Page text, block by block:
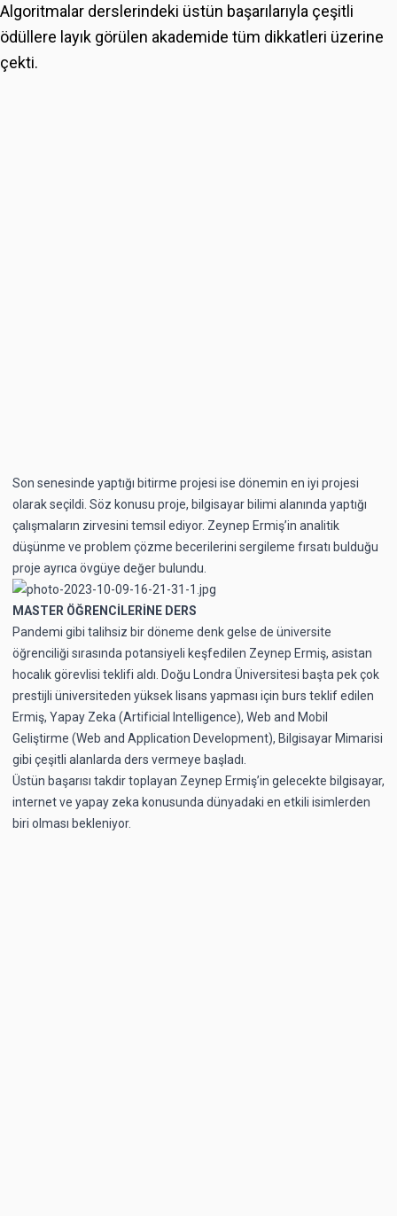
Algoritmalar derslerindeki üstün başarılarıyla çeşitli
ödüllere layık görülen akademide tüm dikkatleri üzerine
çekti.
Son senesinde yaptığı bitirme projesi ise dönemin en iyi projesi
olarak seçildi. Söz konusu proje, bilgisayar bilimi alanında yaptığı
çalışmaların zirvesini temsil ediyor. Zeynep Ermiş’in analitik
düşünme ve problem çözme becerilerini sergileme fırsatı bulduğu
proje ayrıca övgüye değer bulundu.
MASTER ÖĞRENCİLERİNE DERS
Pandemi gibi talihsiz bir döneme denk gelse de üniversite
öğrenciliği sırasında potansiyeli keşfedilen Zeynep Ermiş, asistan
hocalık görevlisi teklifi aldı. Doğu Londra Üniversitesi başta pek çok
prestijli üniversiteden yüksek lisans yapması için burs teklif edilen
Ermiş, Yapay Zeka (Artificial Intelligence), Web and Mobil
Geliştirme (Web and Application Development), Bilgisayar Mimarisi
gibi çeşitli alanlarda ders vermeye başladı.
Üstün başarısı takdir toplayan Zeynep Ermiş’in gelecekte bilgisayar,
internet ve yapay zeka konusunda dünyadaki en etkili isimlerden
biri olması bekleniyor.